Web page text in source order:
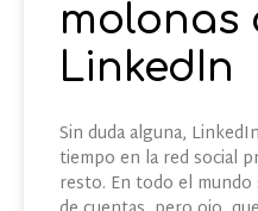
molonas
LinkedIn
Sin duda alguna,
tiempo en la red social
resto. En todo el